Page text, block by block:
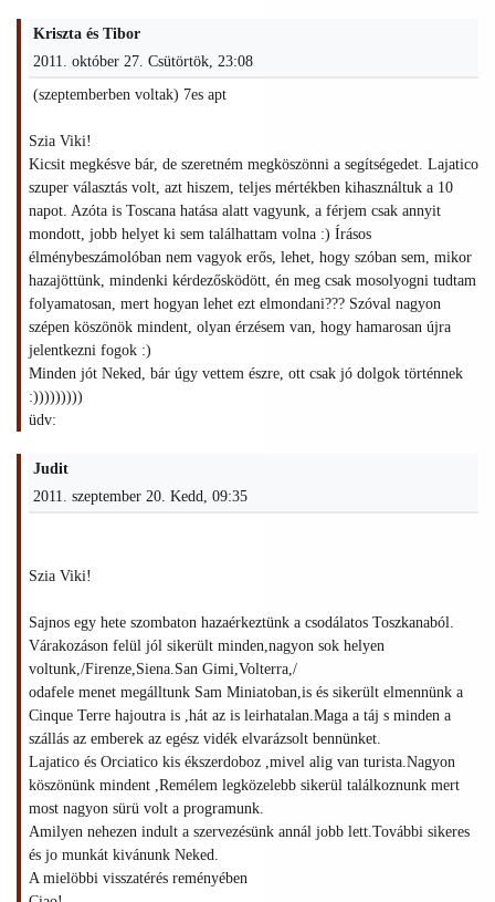
Kriszta és Tibor
2011. október 27. Csütörtök, 23:08
(szeptemberben voltak) 7es apt
Szia Viki!
Kicsit megkésve bár, de szeretném megköszönni a segítségedet. Lajatico
szuper választás volt, azt hiszem, teljes mértékben kihasználtuk a 10
napot. Azóta is Toscana hatása alatt vagyunk, a férjem csak annyit
mondott, jobb helyet ki sem találhattam volna :) Írásos
élménybeszámolóban nem vagyok erős, lehet, hogy szóban sem, mikor
hazajöttünk, mindenki kérdezősködött, én meg csak mosolyogni tudtam
folyamatosan, mert hogyan lehet ezt elmondani??? Szóval nagyon
szépen köszönök mindent, olyan érzésem van, hogy hamarosan újra
jelentkezni fogok :)
Minden jót Neked, bár úgy vettem észre, ott csak jó dolgok történnek
:)))))))))
üdv:
Judit
2011. szeptember 20. Kedd, 09:35
Szia Viki!
Sajnos egy hete szombaton hazaérkeztünk a csodálatos Toszkanaból.
Várakozáson felül jól sikerült minden,nagyon sok helyen
voltunk,/Firenze,Siena.San Gimi,Volterra,/
odafele menet megálltunk Sam Miniatoban,is és sikerült elmennünk a
Cinque Terre hajoutra is ,hát az is leirhatalan.Maga a táj s minden a
szállás az emberek az egész vidék elvarázsolt bennünket.
Lajatico és Orciatico kis ékszerdoboz ,mivel alig van turista.Nagyon
köszönünk mindent ,Remélem legközelebb sikerül találkoznunk mert
most nagyon sürü volt a programunk.
Amilyen nehezen indult a szervezésünk annál jobb lett.További sikeres
és jo munkát kivánunk Neked.
A mielöbbi visszatérés reményében